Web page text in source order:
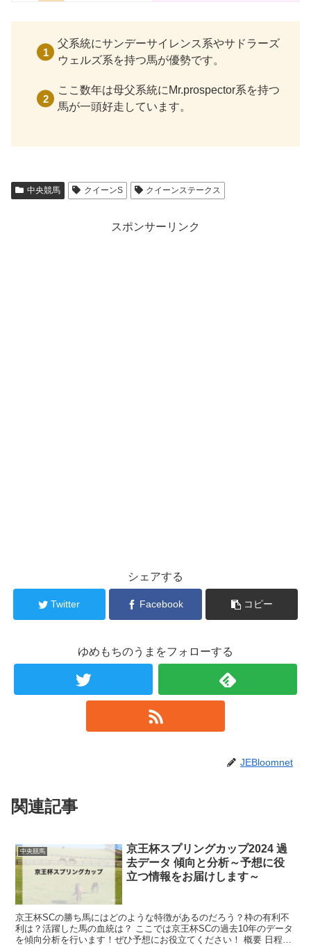
父系統にサンデーサイレンス系やサドラーズ
ウェルズ系を持つ馬が優勢です。
ここ数年は母父系統にMr.prospector系を持つ
馬が一頭好走しています。
中央競馬 クイーンS クイーンステークス
スポンサーリンク
シェアする
Twitter Facebook コピー
ゆめもちのうまをフォローする
JEBloomnet
関連記事
中央競馬
京王杯スプリングカップ2024 過
去データ 傾向と分析～予想に役
立つ情報をお届けします～
京王杯SCの勝ち馬にはどのような特徴があるのだろう？枠の有利不
利は？活躍した馬の血統は？ ここでは京王杯SCの過去10年のデータ
を傾向分析を行います！ぜひ予想にお役立てください！ 概要 日程